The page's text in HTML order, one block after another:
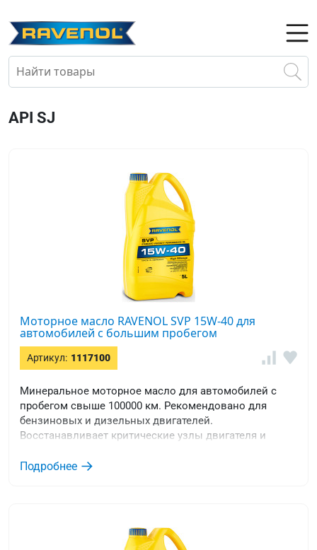
API SJ
Моторное масло RAVENOL SVP 15W-40 для
автомобилей с большим пробегом
Артикул: 1117100
Минеральное моторное масло для автомобилей с
пробегом свыше 100000 км. Рекомендовано для
бензиновых и дизельных двигателей.
Восстанавливает критические узлы двигателя и
Подробнее